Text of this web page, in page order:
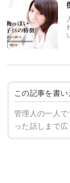
この記事を
管理人の一人
った話しまで広